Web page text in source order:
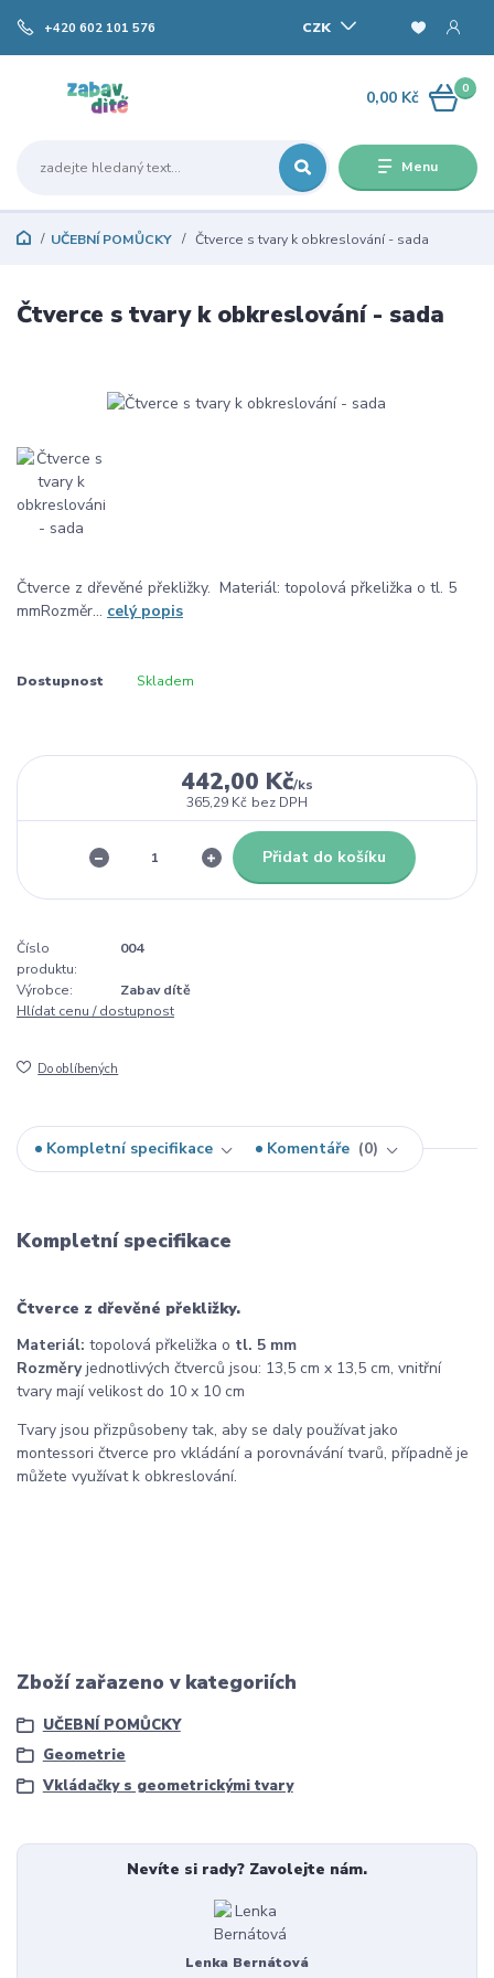
Menu
CZK
+420 602 101 576
0
0,00 Kč
UČEBNÍ POMŮCKY Čtverce s tvary k obkreslování - sada
Čtverce s tvary k obkreslování - sada
Čtverce z dřevěné překližky. Materiál: topolová přkeližka o tl. 5
mmRozměr... celý popis
Dostupnost Skladem
442,00 Kč/ks
365,29 Kč bez DPH
Přidat do košíku
Číslo
produktu:
004
Výrobce:
Zabav dítě
Hlídat cenu / dostupnost
Do oblíbených
Kompletní specifikace Komentáře 0
Kompletní specifikace
Čtverce z dřevěné překližky.
Materiál: topolová přkeližka o tl. 5 mm
Rozměryjednotlivých čtverců jsou: 13,5 cm x 13,5 cm, vnitřní
tvary mají velikost do 10 x 10 cm
Tvary jsou přizpůsobeny tak, aby se daly používat jako
montessori čtverce pro vkládání a porovnávání tvarů, případně je
můžete využívat k obkreslování.
Zboží zařazeno v kategoriích
UČEBNÍ POMŮCKY
Geometrie
Vkládačky s geometrickými tvary
Nevíte si rady? Zavolejte nám.
Lenka Bernátová